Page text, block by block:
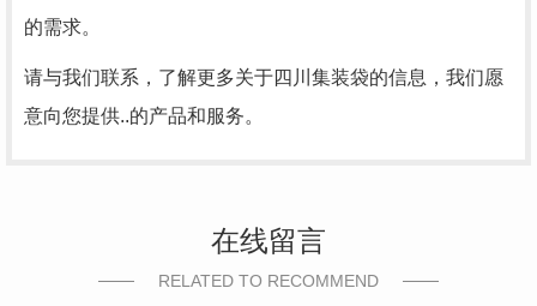
的需求。
请与我们联系，了解更多关于四川集装袋的信息，我们愿
意向您提供..的产品和服务。
在线留言
RELATED TO RECOMMEND